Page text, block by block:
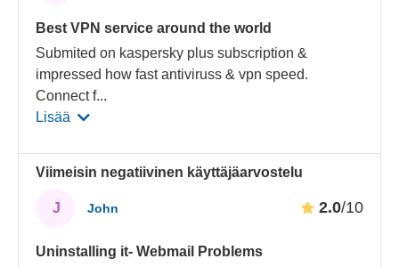
Best VPN service around the world
Submited on kaspersky plus subscription &
impressed how fast antiviruss & vpn speed.
Connect f...
Lisää
Viimeisin negatiivinen käyttäjäarvostelu
J John 2.0/10
Uninstalling it- Webmail Problems